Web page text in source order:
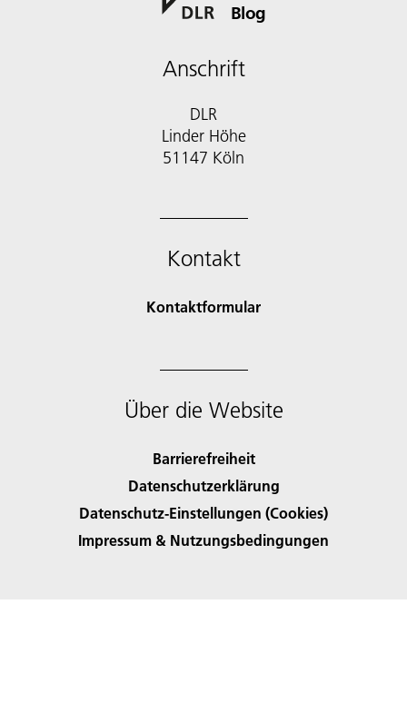
Blog
Anschrift
DLR
Linder Höhe
51147 Köln
Kontakt
Kontaktformular
Über die Website
Barrierefreiheit
Datenschutzerklärung
Datenschutz-Einstellungen (Cookies)
Impressum & Nutzungsbedingungen